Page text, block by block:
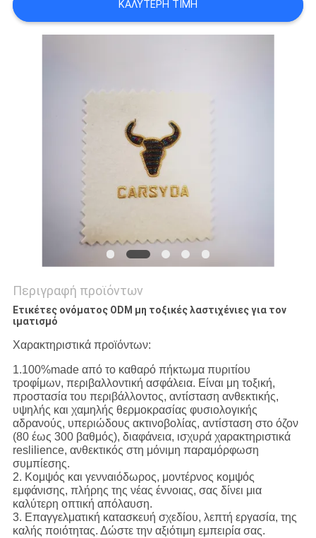
ΚΑΛΎΤΕΡΗ ΤΙΜΉ
Περιγραφή προϊόντων
Ετικέτες ονόματος ODM μη τοξικές λαστιχένιες για τον
ιματισμό
Χαρακτηριστικά προϊόντων:
1.100%made από το καθαρό πήκτωμα πυριτίου
τροφίμων, περιβαλλοντική ασφάλεια. Είναι μη τοξική,
προστασία του περιβάλλοντος, αντίσταση ανθεκτικής,
υψηλής και χαμηλής θερμοκρασίας φυσιολογικής
αδρανούς, υπεριώδους ακτινοβολίας, αντίσταση στο όζον
(80 έως 300 βαθμός), διαφάνεια, ισχυρά χαρακτηριστικά
reslilience, ανθεκτικός στη μόνιμη παραμόρφωση
συμπίεσης.
2. Κομψός και γενναιόδωρος, μοντέρνος κομψός
εμφάνισης, πλήρης της νέας έννοιας, σας δίνει μια
καλύτερη οπτική απόλαυση.
3. Επαγγελματική κατασκευή σχεδίου, λεπτή εργασία, της
καλής ποιότητας. Δώστε την αξιότιμη εμπειρία σας.